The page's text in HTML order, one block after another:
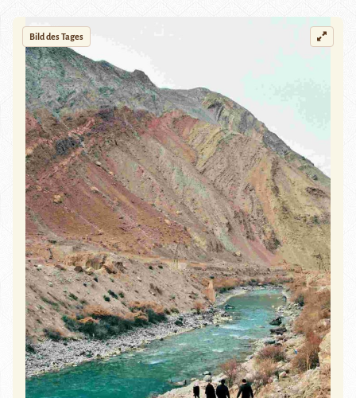
Bild des Tages